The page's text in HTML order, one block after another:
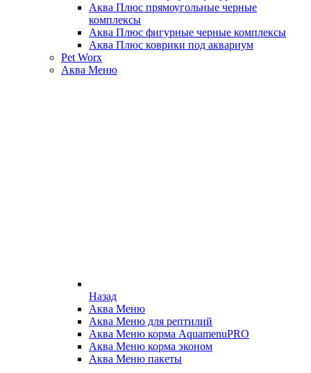
Аква Плюс прямоугольные черные
комплексы
Аква Плюс фигурные черные комплексы
Аква Плюс коврики под аквариум
Pet Worx
Аква Меню
Назад
Аква Меню
Аква Меню для рептилий
Аква Меню корма AquamenuPRO
Аква Меню корма эконом
Аква Меню пакеты